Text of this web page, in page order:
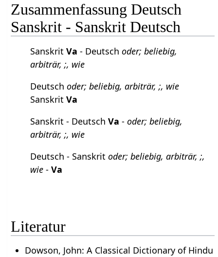
Zusammenfassung Deutsch
Sanskrit - Sanskrit Deutsch
SanskritVa - Deutschoder; beliebig,
arbiträr, ;, wie
Deutschoder; beliebig, arbiträr, ;, wie
SanskritVa
Sanskrit - DeutschVa -oder; beliebig,
arbiträr, ;, wie
Deutsch - Sanskritoder; beliebig, arbiträr, ;,
wie -Va
Literatur
Dowson, John: A Classical Dictionary of Hindu